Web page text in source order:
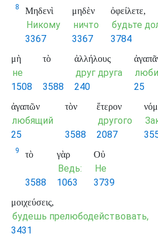
8 Μηδενὶ
Никому
3367
μηδὲν
ничто
3367
ὀφείλετε,
будьте
3784
μὴ
не
1508
τὸ
3588
ἀλλήλους
друг друга
240
25
ἀγαπῶν
любящий
25
τὸν
3588
ἕτερον
другого
2087
9 τὸ
3588
γὰρ
Ведь:
1063
Οὐ
Не
3739
μοιχεύσεις,
будешь прелюбодействовать,
3431